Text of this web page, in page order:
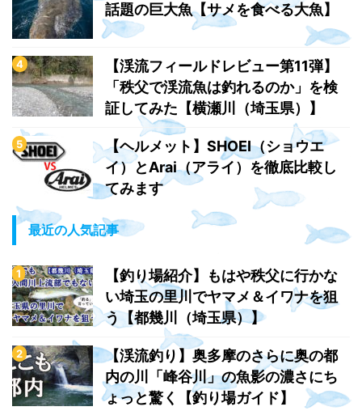
話題の巨大魚【サメを食べる大魚】
【渓流フィールドレビュー第11弾】
「秩父で渓流魚は釣れるのか」を検
証してみた【横瀬川（埼玉県）】
【ヘルメット】SHOEI（ショウエ
イ）とArai（アライ）を徹底比較し
てみます
最近の人気記事
【釣り場紹介】もはや秩父に行かな
い埼玉の里川でヤマメ＆イワナを狙
う【都幾川（埼玉県）】
【渓流釣り】奥多摩のさらに奥の都
内の川「峰谷川」の魚影の濃さにち
ょっと驚く【釣り場ガイド】